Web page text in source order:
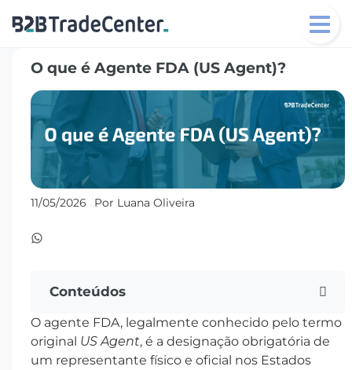
O que é Agente FDA (US Agent)?
11/05/2026 Por Luana Oliveira
Conteúdos
O agente FDA, legalmente conhecido pelo termo
original US Agent, é a designação obrigatória de
um representante físico e oficial nos Estados